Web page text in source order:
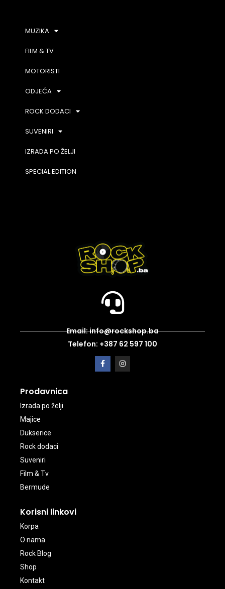
MUZIKA
FILM & TV
MOTORISTI
ODJEĆA
ROCK DODACI
SUVENIRI
IZRADA PO ŽELJI
SPECIAL EDITION
Email: info@rockshop.ba
Telefon: +387 62 597 100
Prodavnica
Izrada po želji
Majice
Dukserice
Rock dodaci
Suveniri
Film & Tv
Bermude
Korisni linkovi
Korpa
O nama
Rock Blog
Shop
Kontakt